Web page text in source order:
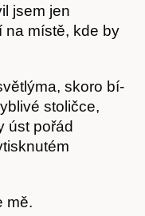
jsem jen
na místě, kde by
skoro bí­
stoličce,
úst pořád
mě.